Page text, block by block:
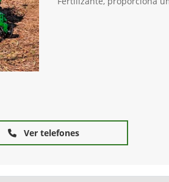
Ver telefones